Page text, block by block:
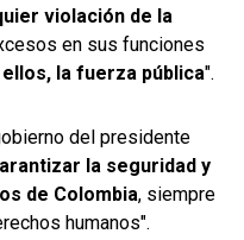
violación de la
en sus funciones
la fuerza pública".
del presidente
la seguridad y
de Colombia, siempre
humanos".